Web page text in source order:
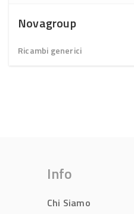
Novagroup
Ricambi generici
Info
Chi Siamo